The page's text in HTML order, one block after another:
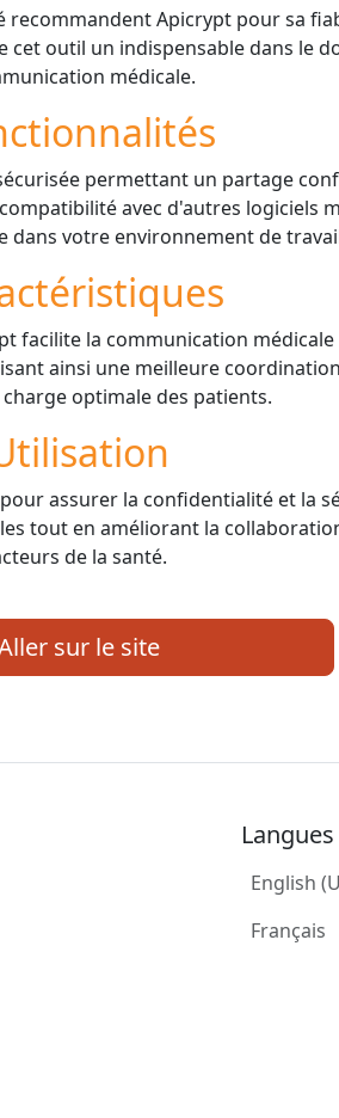
recommandent Apicrypt pour sa
outil un indispensable dans le
médicale.
permettant un partage
avec d'autres logiciels
dans votre environnement de
facilite la communication
ainsi une meilleure
optimale des patients.
assurer la confidentialité et la
tout en améliorant la
de la santé.
sur le site
Langues
English
Français